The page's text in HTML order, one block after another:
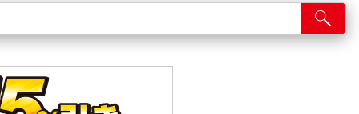
ト取り置き
情報・店舗一覧